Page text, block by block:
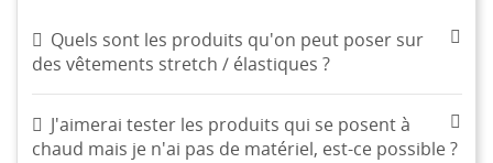
Quels sont les produits qu'on peut poser sur
des vêtements stretch / élastiques ?
J'aimerai tester les produits qui se posent à
chaud mais je n'ai pas de matériel, est-ce possible ?